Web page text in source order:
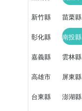
新竹縣 苗栗縣
彰化縣 南投縣
嘉義縣 雲林縣
高雄市 屏東縣
台東縣 澎湖縣